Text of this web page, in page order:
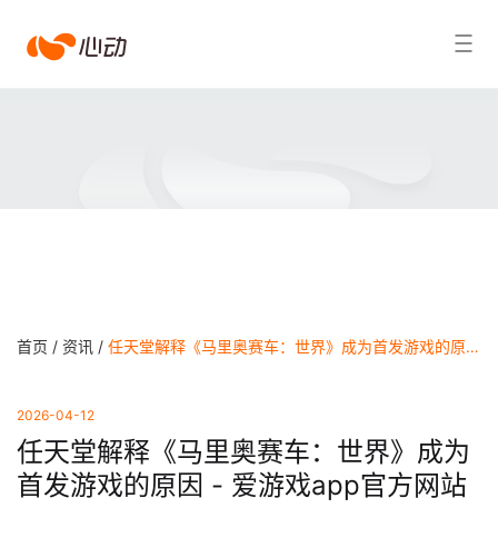
爱搜索结果
首页 / 资讯 / 任天堂解释《马里奥赛车：世界》成为首发游戏的原因 - 爱游戏app官方网站
2026-04-12
任天堂解释《马里奥赛车：世界》成为
首发游戏的原因 - 爱游戏app官方网站